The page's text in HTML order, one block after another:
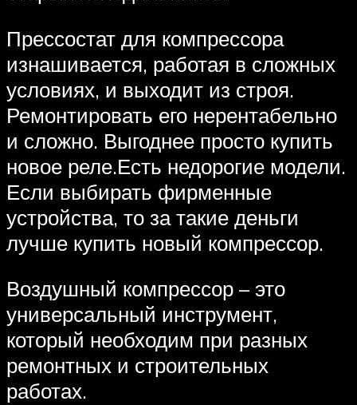
Прессостат для компрессора
изнашивается, работая в сложных
условиях, и выходит из строя.
Ремонтировать его нерентабельно
и сложно. Выгоднее просто купить
новое реле.Есть недорогие модели.
Если выбирать фирменные
устройства, то за такие деньги
лучше купить новый компрессор.
Воздушный компрессор – это
универсальный инструмент,
который необходим при разных
ремонтных и строительных
работах.